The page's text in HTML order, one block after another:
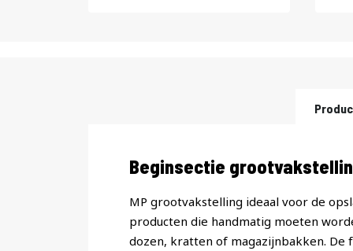
Productomschrijving
Beginsectie
MP grootvakstelling ideaal voor de
producten die handmatig moeten
dozen, kratten of magazijnbakken. De